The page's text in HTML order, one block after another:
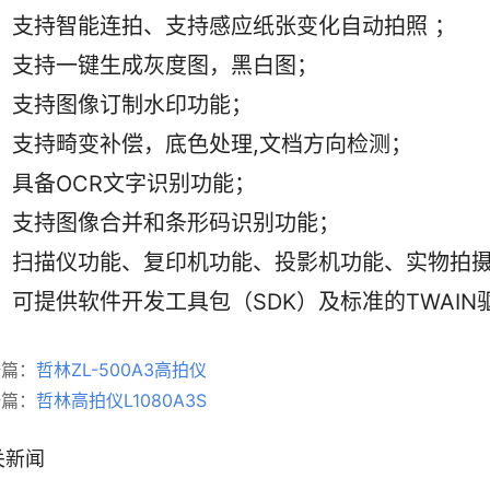
智能连拍、支持感应纸张变化自动拍照 ；
一键生成灰度图，黑白图；
图像订制水印功能；
畸变补偿，底色处理,文档方向检测；
OCR文字识别功能；
图像合并和条形码识别功能；
仪功能、复印机功能、投影机功能、实物拍
供软件开发工具包（SDK）及标准的TWAIN
： 哲林ZL-500A3高拍仪
： 哲林高拍仪L1080A3S
闻